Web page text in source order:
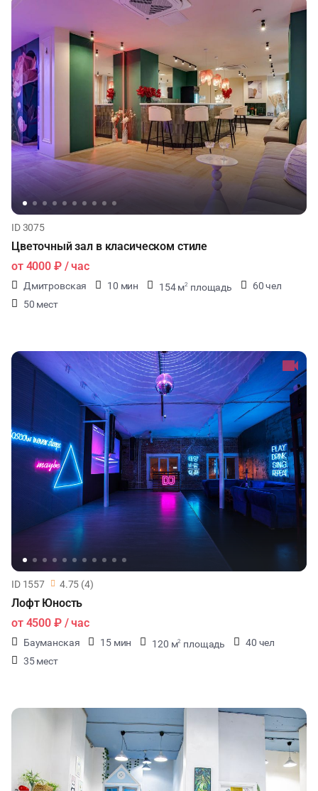
ID 3075
Цветочный зал в класическом стиле
от 4000 ₽/ час
Дмитровская 10 мин 154 м2 площадь
60 чел
50 мест
ID 1557 4.75 (4)
Лофт Юность
от 4500 ₽/ час
Бауманская 15 мин 120 м2 площадь
40 чел
35 мест